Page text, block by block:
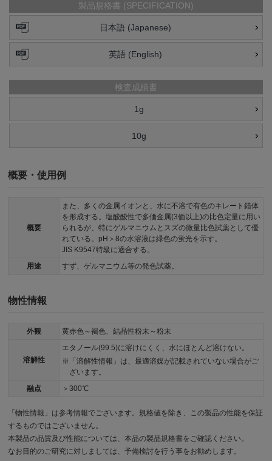
製品規格書 (SPECIFICATION)
日本語 (Japanese)
英語 (English)
検査成績書
1g
10g
概要・使用例
概要
また、多くの金属イオンと、水に不溶で有色のキレート錯体
を形成する。塩酸酸性で多価金属(3価以上)の比色定量に用い
られるが、特にゲルマニウムとスズの微量比色試薬として優
れている。pH＞8の水溶液は緑色の蛍光を示す。
JIS K9547特級に適合する。
用途
すず、ゲルマニウム等の発色試薬。
物性情報
外観 黄赤色～褐色、結晶性粉末～粉末
溶解性
エタノール(99.5)に溶けにくく、水にほとんど溶けない。
「溶解性情報」は、最適溶媒が記載されていない場合がご
ざいます。
融点
＞300℃
「物性情報」は参考情報でございます。規格値を除き、この製品の性能を保証
するものではございません。
本製品の品質及び性能については、本品の製品規格書をご確認ください。
なお目的のご研究に対しましては、予備検討を行う事をお勧めします。